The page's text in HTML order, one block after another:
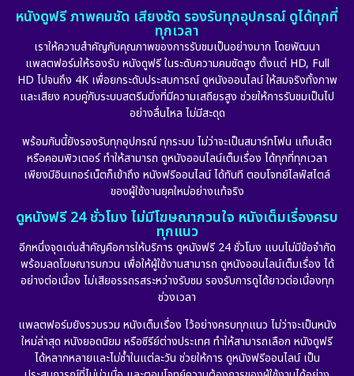
หนังดูฟรี ภาพคมชัด เสียงชัด รองรับทุกอุปกรณ์ ดูได้ทุกที่
ทุกเวลา
เราให้ความสำคัญกับคุณภาพของการรับชมเป็นอย่างมาก โดยพัฒนา
แพลตฟอร์มให้รองรับ หนังดูฟรี ในระดับความคมชัดสูง ตั้งแต่ HD, Full
HD ไปจนถึง 4K เพื่อยกระดับประสบการณ์ ดูหนังออนไลน์ ให้สมจริงทั้งภาพ
และเสียง ควบคู่กับระบบสตรีมมิ่งที่มีความเสถียรสูง ช่วยให้การรับชมเป็นไป
อย่างลื่นไหล ไม่มีสะดุด
พร้อมกันนี้ยังรองรับทุกอุปกรณ์ ทุกระบบ ไม่ว่าจะเป็นสมาร์ทโฟน แท็บเล็ต
หรือคอมพิวเตอร์ ทำให้สามารถ ดูหนังออนไลน์เต็มเรื่อง ได้ทุกที่ทุกเวลา
เพียงมีอินเทอร์เน็ตก็เข้าถึง หนังฟรีออนไลน์ ได้ทันที ตอบโจทย์ไลฟ์สไตล์
ของผู้ใช้งานยุคใหม่อย่างแท้จริง
ดูหนังฟรี 24 ชั่วโมง ไม่มีโฆษณากวนใจ หนังเต็มเรื่องครบ
ทุกแนว
อีกหนึ่งจุดเด่นสำคัญคือการให้บริการ ดูหนังฟรี 24 ชั่วโมง แบบไม่มีข้อจำกัด
พร้อมลดโฆษณารบกวน เพื่อให้ผู้ใช้งานสามารถ ดูหนังออนไลน์เต็มเรื่อง ได้
อย่างต่อเนื่อง ไม่เสียอรรถรสระหว่างรับชม รองรับการดูได้ยาวต่อเนื่องทุก
ช่วงเวลา
แพลตฟอร์มยังรวบรวม หนังเต็มเรื่อง ไว้อย่างครบทุกแนว ไม่ว่าจะเป็นหนัง
ใหม่ล่าสุด หนังยอดนิยม หรือซีรีย์ต่างประเทศ ทำให้สามารถเลือก หนังดูฟรี
ได้หลากหลายและไม่ซ้ำในแต่ละวัน ช่วยให้การ ดูหนังฟรีออนไลน์ เป็น